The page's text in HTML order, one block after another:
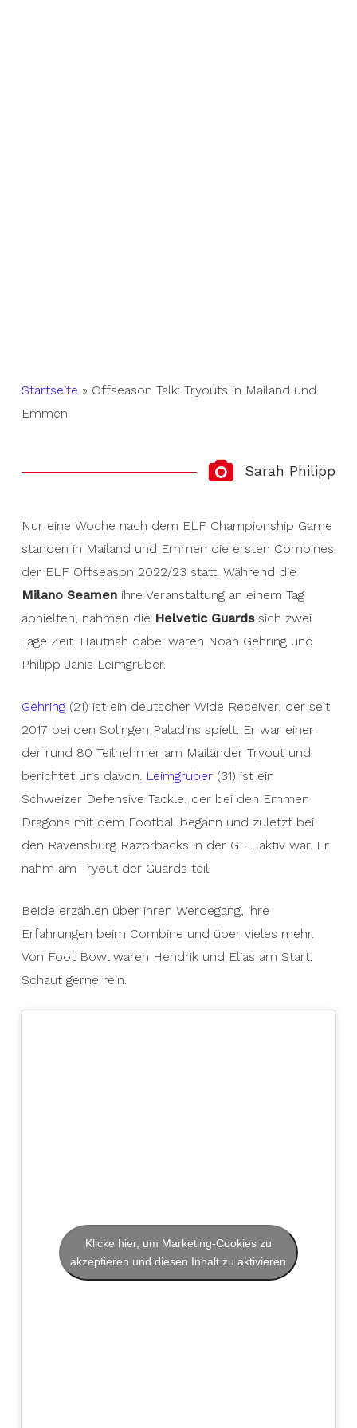
Startseite » Offseason Talk: Tryouts in Mailand und
Emmen
Sarah Philipp
Nur eine Woche nach dem ELF Championship Game
standen in Mailand und Emmen die ersten Combines
der ELF Offseason 2022/23 statt. Während die
Milano Seamenihre Veranstaltung an einem Tag
abhielten, nahmen die Helvetic Guardssich zwei
Tage Zeit. Hautnah dabei waren Noah Gehring und
Philipp Janis Leimgruber.
Gehring(21) ist ein deutscher Wide Receiver, der seit
2017 bei den Solingen Paladins spielt. Er war einer
der rund 80 Teilnehmer am Mailänder Tryout und
berichtet uns davon. Leimgruber(31) ist ein
Schweizer Defensive Tackle, der bei den Emmen
Dragons mit dem Football begann und zuletzt bei
den Ravensburg Razorbacks in der GFL aktiv war. Er
nahm am Tryout der Guards teil.
Beide erzählen über ihren Werdegang, ihre
Erfahrungen beim Combine und über vieles mehr.
Von Foot Bowl waren Hendrik und Elias am Start.
Schaut gerne rein.
Klicke hier, um Marketing-Cookies zu
akzeptieren und diesen Inhalt zu aktivieren